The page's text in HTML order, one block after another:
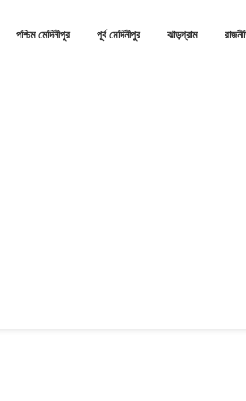
পশ্চিম মেদিনীপুর পূর্ব মেদিনীপুর ঝাড়গ্রাম